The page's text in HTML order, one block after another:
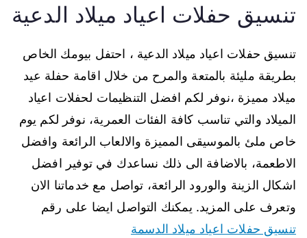
تنسيق حفلات اعياد ميلاد الدعية
تنسيق حفلات اعياد ميلاد الدعية ، احتفل بيومك الخاص
بطريقة مليئة بالمتعة والمرح من خلال اقامة حفلة عيد
ميلاد مميزة ،نوفر لكم افضل التنظيمات لحفلات اعياد
الميلاد والتي تناسب كافة الفئات العمرية، نوفر لكم يوم
خاص ملئ بالموسيقى المميزة والالعاب الرائعة وافضل
الاطعمة، بالاضافة الى ذلك نساعدك في توفير افضل
اشكال الزينة والورود الرائعة، تواصل مع خدماتنا الان
وتعرف على المزيد. يمكنك التواصل ايضا على رقم
تنسيق حفلات اعياد ميلاد الدسمة